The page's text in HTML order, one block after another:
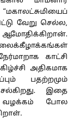
வேறு செல்ல,
காட்சி
அதிகமாக
பதற்றமும்
இதை
வழக்கம் போல